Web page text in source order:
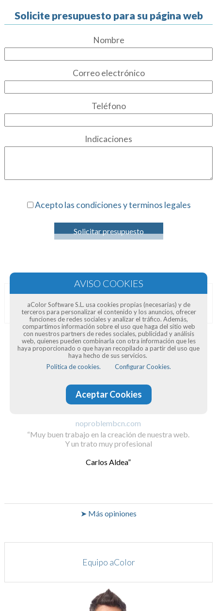
Solicite presupuesto para su página web
Nombre
Correo electrónico
Teléfono
Indicaciones
Acepto las condiciones y terminos legales
Solicitar presupuesto
Opiniones de clientes
noproblembcn.com
Muy buen trabajo en la creación de nuestra web.
Y un trato muy profesional
Carlos Aldea
➤ Más opiniones
Equipo aColor
aColor Software S.L. usa cookies propias (necesarias) y de
terceros para personalizar el contenido y los anuncios, ofrecer
funciones de redes sociales y analizar el tráfico. Además,
compartimos información sobre el uso que haga del sitio web
con nuestros partners de redes sociales, publicidad y análisis
web, quienes pueden combinarla con otra información que les
haya proporcionado o que hayan recopilado a partir del uso que
haya hecho de sus servicios.
Política de cookies.
Configurar Cookies.
Aceptar Cookies